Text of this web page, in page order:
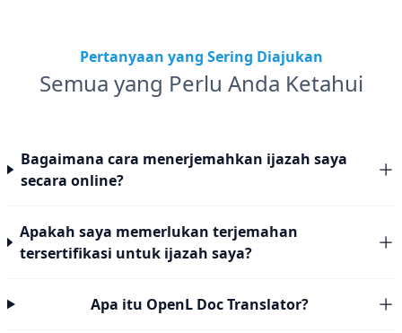
Pertanyaan yang Sering Diajukan
Semua yang Perlu Anda Ketahui
Bagaimana cara menerjemahkan ijazah saya
secara online?
Apakah saya memerlukan terjemahan
tersertifikasi untuk ijazah saya?
Apa itu OpenL Doc Translator?